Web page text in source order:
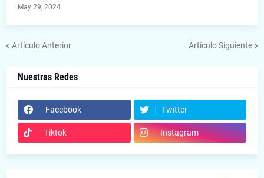
May 29, 2024
Artículo Anterior Artículo Siguiente
Nuestras Redes
Facebook Twitter
Tiktok Instagram